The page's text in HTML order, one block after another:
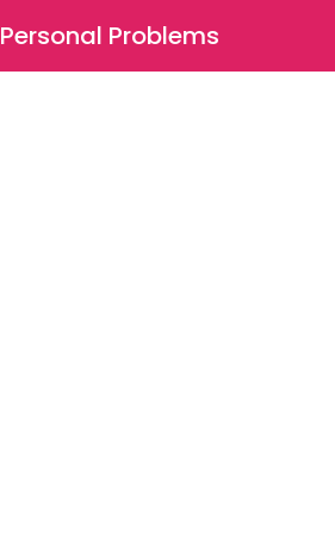
⚲
Personal Problems